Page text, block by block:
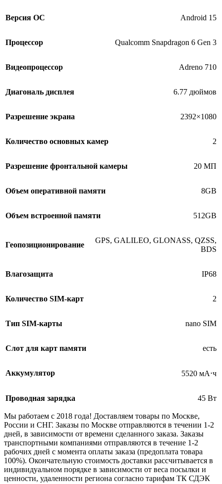
Версия ОС Android 15
Процессор Qualcomm Snapdragon 6 Gen 3
Видеопроцессор Adreno 710
Диагональ дисплея 6.77 дюймов
Разрешение экрана 2392×1080
Количество основных камер 2
Разрешение фронтальной камеры 20 МП
Объем оперативной памяти 8GB
Объем встроенной памяти 512GB
Геопозиционирование
GPS, GALILEO, GLONASS, QZSS,
BDS
Влагозащита IP68
Количество SIM-карт 2
Тип SIM-карты nano SIM
Слот для карт памяти есть
Аккумулятор 5520 мА⋅ч
Проводная зарядка 45 Вт
Мы работаем с 2018 года! Доставляем товары по Москве,
России и СНГ. Заказы по Москве отправляются в течении 1-2
дней, в зависимости от времени сделанного заказа. Заказы
транспортными компаниями отправляются в течение 1-2
рабочих дней с момента оплаты заказа (предоплата товара
100%). Окончательную стоимость доставки рассчитывается в
индивидуальном порядке в зависимости от веса посылки и
ценности, удаленности региона согласно тарифам ТК СДЭК